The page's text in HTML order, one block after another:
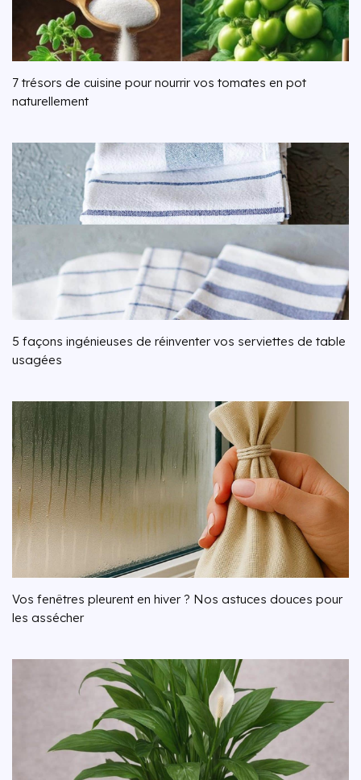
7 trésors de cuisine pour nourrir vos tomates en pot
naturellement
5 façons ingénieuses de réinventer vos serviettes de table
usagées
Vos fenêtres pleurent en hiver ? Nos astuces douces pour
les assécher